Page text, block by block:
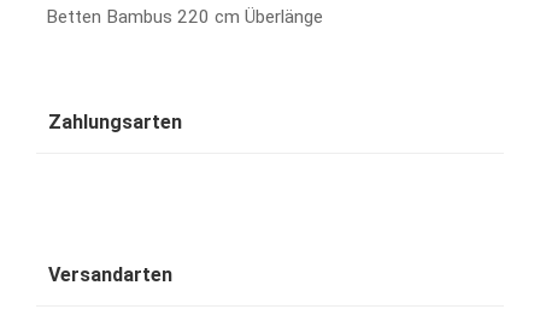
Betten Bambus 220 cm Überlänge
Zahlungsarten
Versandarten